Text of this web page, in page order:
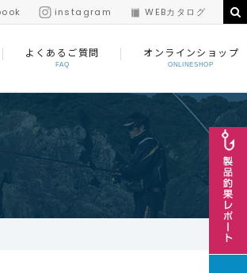
instagram WEBカタログ
よくあるご質問
FAQ
オンラインショップ
ONLINESHOP